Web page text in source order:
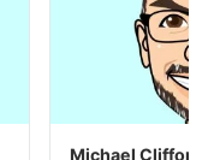
Michael Clifford: